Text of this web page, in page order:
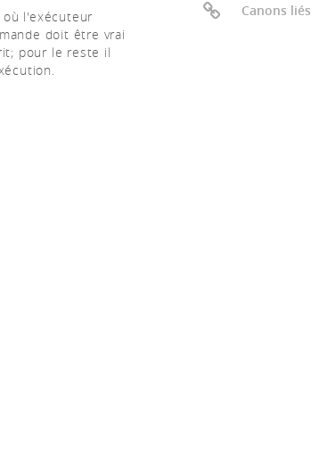
l'exécuteur
doit être vrai
pour le reste il
Canons liés